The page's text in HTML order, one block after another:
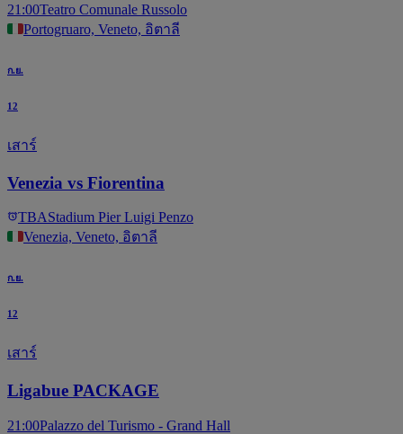
21:00Teatro Comunale Russolo
Portogruaro, Veneto, อิตาลี
ก.ย.
12
เสาร์
Venezia vs Fiorentina
TBAStadium Pier Luigi Penzo
Venezia, Veneto, อิตาลี
ก.ย.
12
เสาร์
Ligabue PACKAGE
21:00Palazzo del Turismo - Grand Hall